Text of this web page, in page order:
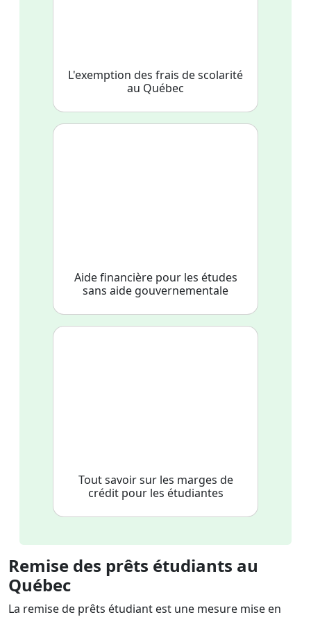
L'exemption des frais de scolarité
au Québec
Aide financière pour les études
sans aide gouvernementale
Tout savoir sur les marges de
crédit pour les étudiantes
Remise des prêts étudiants au
Québec
La remise de prêts étudiant est une mesure mise en